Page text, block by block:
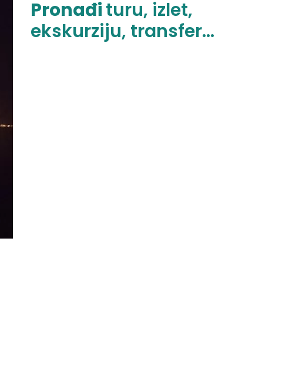
Pronađituru, izlet,
ekskurziju, transfer...